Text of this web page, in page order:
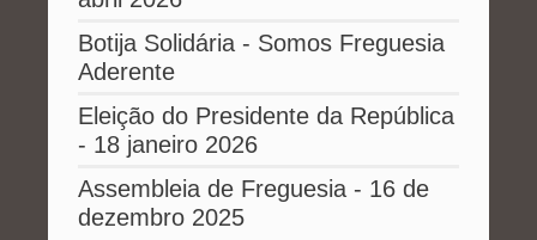
Botija Solidária - Somos Freguesia
Aderente
Eleição do Presidente da República
- 18 janeiro 2026
Assembleia de Freguesia - 16 de
dezembro 2025